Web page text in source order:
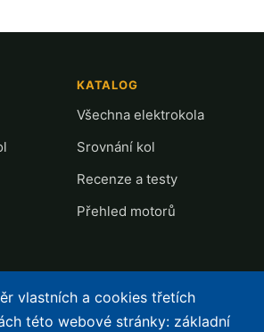
KATALOG
Všechna elektrokola
Srovnání kol
Recenze a testy
Přehled motorů
SERVIS
vlastních a cookies třetích
této webové stránky: základní